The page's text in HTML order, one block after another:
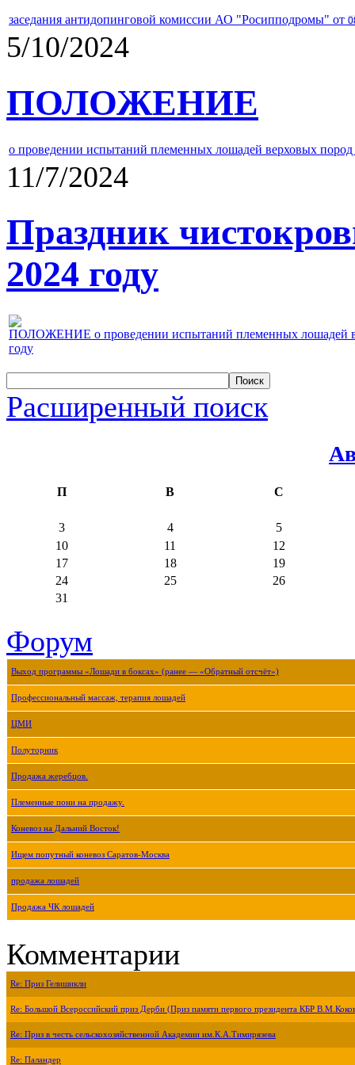
заседания антидопинговой комиссии АО "Росипподромы" от
5/10/2024
ПОЛОЖЕНИЕ
о проведении испытаний племенных лошадей верховых
11/7/2024
Праздник
2024 году
ПОЛОЖЕНИЕ о проведении испытаний племенных лошадей
году
Расширенный поиск
П В С
3 4
5
10
11
12
17
18
19
24
25
26
31
Форум
Выход программы «Лошади в боксах» (ранее — «Обратный отсчёт»)
Профессиональный массаж, терапия лошадей
ЦМИ
Полуторник
Продажа жеребцов.
Племенные пони на продажу.
Коневоз на Дальний Восток!
Ищем попутный коневоз Саратов-Москва
продажа лошадей
Продажа ЧК лошадей
Комментарии
Re: Приз Гелишикли
Re: Большой Всероссийский приз Дерби (Приз памяти первого президента КБР
Re: Приз в честь сельскохозяйственной Академии им.К.А.Тимирязева
Re: Паландер